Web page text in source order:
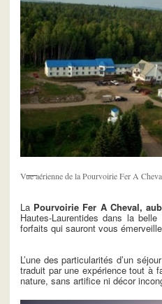
Vue aérienne de la Pourvoirie Fer A
La Pourvoirie Fer A Cheval,
Hautes-Laurentides dans la
forfaits qui sauront vous
L’une des particularités d’un
traduit par une expérience tout à
nature, sans artifice ni décor